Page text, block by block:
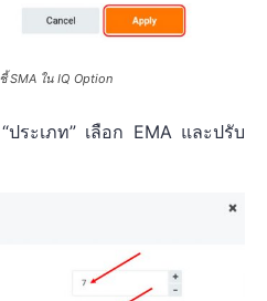
SMA ใน IQ Option
ระเภท” เลือก EMA และปรับ